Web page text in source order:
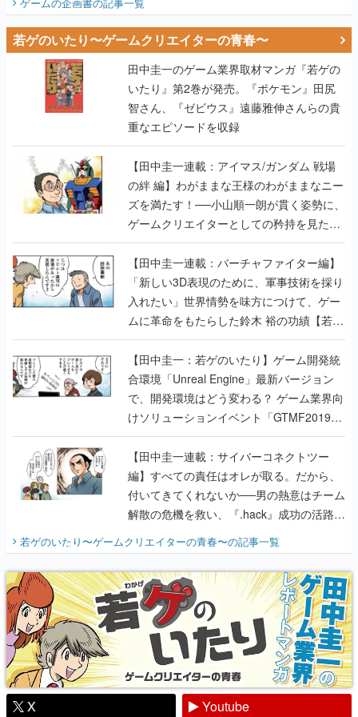
田中圭一のゲーム業界取材マンガ『若ゲの
いたり』第2巻が発売。『ポケモン』田尻
智さん、『ゼビウス』遠藤雅伸さんらの貴
重なエピソードを収録
【田中圭一連載：アイマス/ガンダム 戦場
の絆 編】わがままな王様のわがままなニー
ズを満たす！──小山順一朗が貫く姿勢に、
ゲームクリエイターとしての矜持を見た
【若ゲのいたり最終回】
【田中圭一連載：バーチャファイター編】
「新しい3D表現のために、軍事技術を採り
入れたい」世界情勢を味方につけて、ゲー
ムに革命をもたらした鈴木 裕の功績【若ゲ
のいたり】
【田中圭一：若ゲのいたり】ゲーム開発統
合環境「Unreal Engine」最新バージョン
で、開発環境はどう変わる？ ゲーム業界向
けソリューションイベント「GTMF2019」
に行って、より理解を深めよう【PR】
【田中圭一連載：サイバーコネクトツー
編】すべての責任はオレが取る。だから、
付いてきてくれないか──男の熱意はチーム
解散の危機を救い、『.hack』成功の活路を
開く。業界の快男児・松山 洋に流れる血は
『少年ジャンプ』色だった【若ゲのいた
り】
若ゲのいたり〜ゲームクリエイターの青春〜の記事一覧
X
Youtube
Discord
RSS